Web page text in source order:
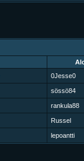
0Jesse0
sössö84
rankula88
Russel
lepoantti